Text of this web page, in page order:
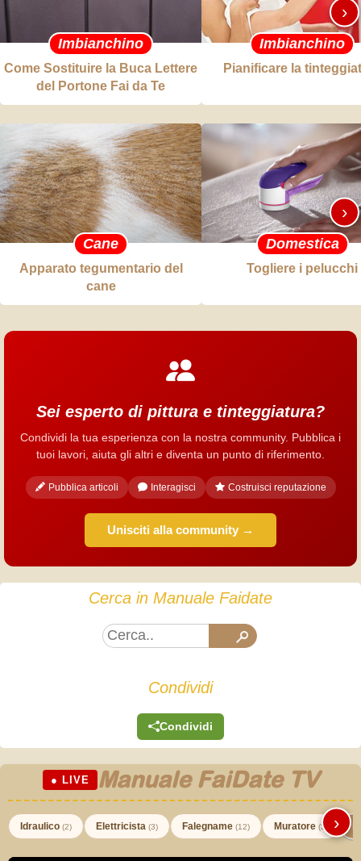
Imbianchino
Come Sostituire la Buca Lettere
del Portone Fai da Te
Imbianchino
Pianificare la
›
Cane
Apparato tegumentario del
cane
Domestica
Togliere i pelucchi
›
Sei esperto di pittura e tinteggiatura?
Condividi la tua esperienza con la nostra community. Pubblica i
tuoi lavori, aiuta gli altri e diventa un punto di riferimento.
Pubblica articoli Interagisci Costruisci reputazione
Unisciti alla community →
Cerca in Manuale Faidate
Condividi
Condividi
● LIVE Manuale FaiDate TV
Idraulico (2) Elettricista (3) Falegname (12) Muratore (3) ›